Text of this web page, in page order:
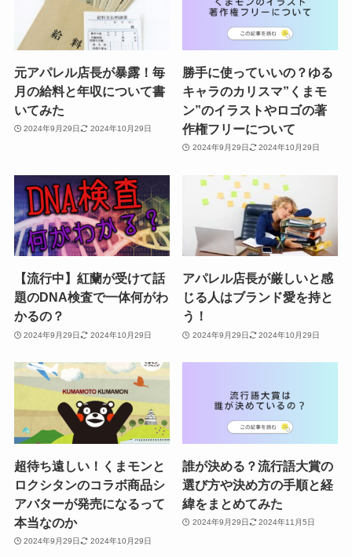
元アパレル店長が暴露！毎
月の給料と年収について書
いてみた
2024年9月29日 2024年10月29日
勝手に使っていいの？ゆる
キャラのカリスマ”くまモ
ン”のイラストやロゴの著
作権フリーについて
2024年9月29日 2024年10月29日
【流行中】紅蘭が受けて話
題のDNA検査で一体何がわ
かるの？
2024年9月29日 2024年10月29日
アパレル店長が厳しいと感
じる人はブランド愛を持と
う！
2024年9月29日 2024年10月29日
超待ち遠しい！くまモンと
ロクシタンのコラボ商品シ
アバターが発売になるって
本当なのか
2024年9月29日 2024年10月29日
誰が決める？流行語大賞の
選び方や決め方の手順と経
緯をまとめてみた
2024年9月29日 2024年11月5日